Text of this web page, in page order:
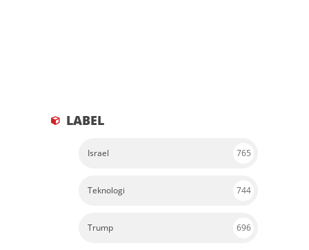
LABEL
Israel 765
Teknologi 744
Trump 696